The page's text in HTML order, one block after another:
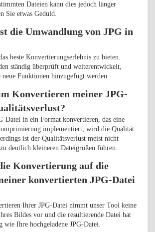
Dateien kann dies jedoch länger
Sie etwas Geduld.
die Umwandlung von JPG in
beste Konvertierungserlebnis zu bieten.
ständig überprüft und weiterentwickelt,
neue Funktionen hinzugefügt werden.
Konvertieren meiner JPG-
Datei in ein Format konvertieren, das eine
implementiert, wird die Qualität
ist der Qualitätsverlust meist nicht
deutlich kleineren Dateigrößen führen.
Konvertierung auf die
konvertierten JPG-Datei
Ihrer JPG-Datei nimmt unser Tool keine
Bildes vor und die resultierende Datei hat
wie Ihre hochgeladene JPG-Datei.